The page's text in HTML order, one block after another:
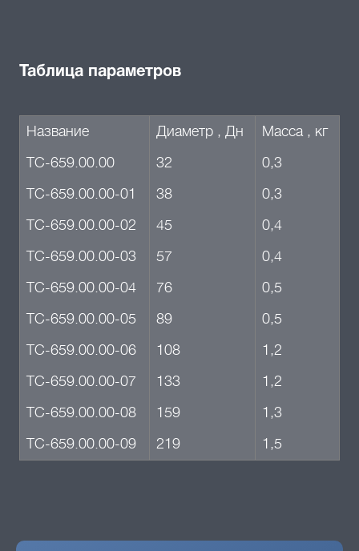
Таблица параметров
Название Диаметр , Дн
Масса , кг
ТС-659.00.00
32
0,3
ТС-659.00.00-01
38
0,3
ТС-659.00.00-02
45
0,4
ТС-659.00.00-03
57
0,4
ТС-659.00.00-04
76
0,5
ТС-659.00.00-05
89
0,5
ТС-659.00.00-06
108
1,2
ТС-659.00.00-07
133
1,2
ТС-659.00.00-08
159
1,3
ТС-659.00.00-09
219 1,5